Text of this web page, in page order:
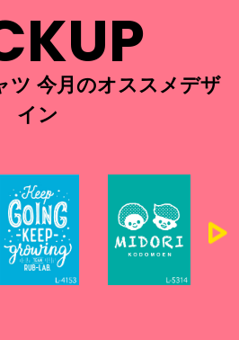
ツ 今月のオススメデザ
イン